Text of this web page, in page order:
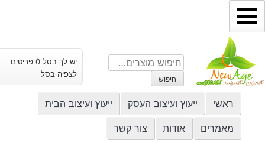
דילוג
לתוכן
חיפוש
עבור:
חיפוש
יש לך בסל 0 פריטים
לצפיה בסל
ראשי ייעוץ ועיצוב העסק ייעוץ ועיצוב הבית
מאמרים אודות צור קשר